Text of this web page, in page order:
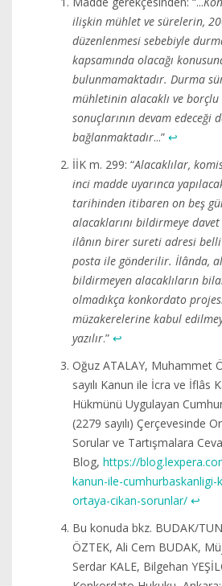
ilişkin mühlet ve sürelerin,
düzenlenmesi sebebiyle
kapsamında olacağı
bulunmamaktadır. Durma
mühletinin alacaklı ve borçlu
sonuçlarının devam edeceği
bağlanmaktadır...” ↩︎
İİK m. 299: “Alacaklılar,
inci madde uyarınca
tarihinden itibaren on beş
alacaklarını bildirmeye
ilânın birer sureti adresi
posta ile gönderilir. İlânda,
bildirmeyen alacaklıların
olmadıkça konkordato
müzakerelerine kabul
yazılır.” ↩︎
Oğuz ATALAY, Muhammet
sayılı Kanun ile İcra ve İflâs
Hükmünü Uygulayan
(2279 sayılı) Çerçevesinde
Sorular ve Tartışmalara
Blog, https://
kanun-ile-cumhurbaskanligi-
ortaya-cikan-sorunlar/ ↩︎
Bu konuda bkz. BUDAK/
ÖZTEK, Ali Cem BUDAK,
Serdar KALE, Bilgehan